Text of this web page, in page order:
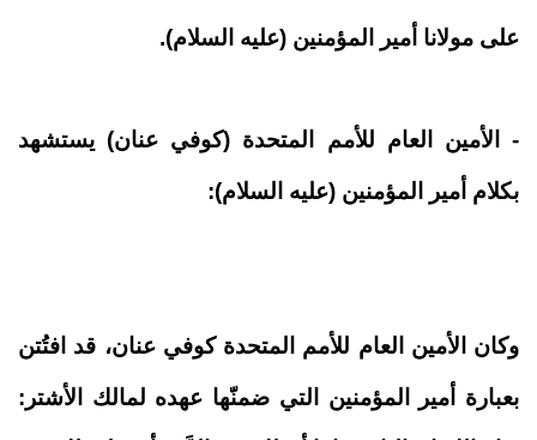
على مولانا أمير المؤمنين (عليه السلام).
- الأمين العام للأمم المتحدة (كوفي عنان) يستشهد
بكلام أمير المؤمنين (عليه السلام):
وكان الأمين العام للأمم المتحدة كوفي عنان، قد افتُتن
بعبارة أمير المؤمنين التي ضمنّها عهده لمالك الأشتر: